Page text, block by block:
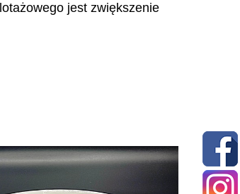
jest zwiększenie
Next